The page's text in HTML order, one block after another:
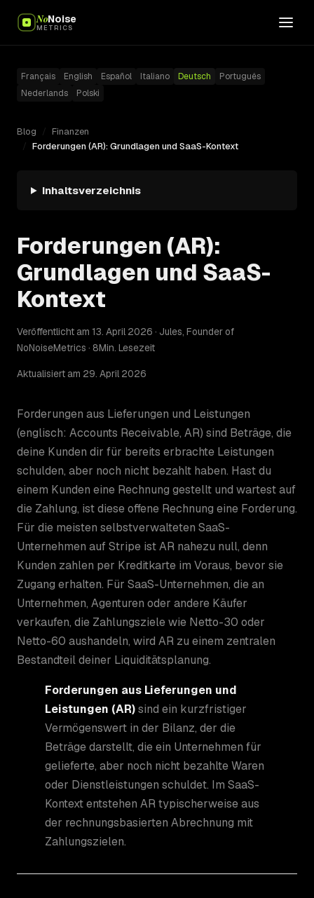
NoNoise
METRICS
Français English Español Italiano Deutsch
Português
Nederlands
Polski
Blog / Finanzen
/ Forderungen (AR): Grundlagen und SaaS-Kontext
Inhaltsverzeichnis
Forderungen (AR):
Grundlagen und SaaS-
Kontext
Veröffentlicht am 13. April 2026 · Jules, Founder of
NoNoiseMetrics · 8Min. Lesezeit
Aktualisiert am 29. April 2026
Forderungen aus Lieferungen und Leistungen
(englisch: Accounts Receivable, AR) sind Beträge, die
deine Kunden dir für bereits erbrachte Leistungen
schulden, aber noch nicht bezahlt haben. Hast du
einem Kunden eine Rechnung gestellt und wartest auf
die Zahlung, ist diese offene Rechnung eine Forderung.
Für die meisten selbstverwalteten SaaS-
Unternehmen auf Stripe ist AR nahezu null, denn
Kunden zahlen per Kreditkarte im Voraus, bevor sie
Zugang erhalten. Für SaaS-Unternehmen, die an
Unternehmen, Agenturen oder andere Käufer
verkaufen, die Zahlungsziele wie Netto-30 oder
Netto-60 aushandeln, wird AR zu einem zentralen
Bestandteil deiner Liquiditätsplanung.
Forderungen aus Lieferungen und
Leistungen (AR)sind ein kurzfristiger
Vermögenswert in der Bilanz, der die
Beträge darstellt, die ein Unternehmen für
gelieferte, aber noch nicht bezahlte Waren
oder Dienstleistungen schuldet. Im SaaS-
Kontext entstehen AR typischerweise aus
der rechnungsbasierten Abrechnung mit
Zahlungszielen.